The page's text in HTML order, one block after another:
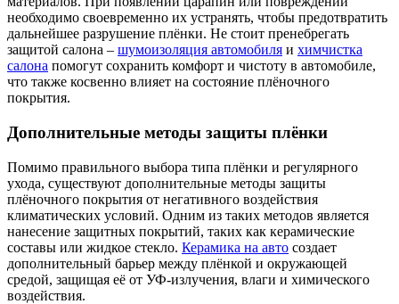
необходимо своевременно их устранять, чтобы предотвратить
дальнейшее разрушение плёнки. Не стоит пренебрегать
защитой салона – шумоизоляция автомобиля и химчистка
салона помогут сохранить комфорт и чистоту в автомобиле,
что также косвенно влияет на состояние плёночного
покрытия.
Дополнительные методы защиты плёнки
Помимо правильного выбора типа плёнки и регулярного
ухода, существуют дополнительные методы защиты
плёночного покрытия от негативного воздействия
климатических условий. Одним из таких методов является
нанесение защитных покрытий, таких как керамические
составы или жидкое стекло. Керамика на авто создает
дополнительный барьер между плёнкой и окружающей
средой, защищая её от УФ-излучения, влаги и химического
воздействия.